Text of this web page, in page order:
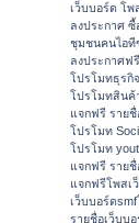
เว็บบอร์ด โ
ลงประกาศ
ชุมชนคนไอที
ลงประกาศฟ
โปรโมทธุรกิ
โปรโมทสินค้
แจกฟรี ราย
โปรโมท
โปรโมท
แจกฟรี รายชื่
แจกฟรีโพสเ
เว็บบอร์ด
รายชื่อเว็บบ